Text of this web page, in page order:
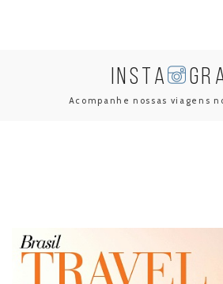
INSTA
Acompanhe nossas viagens